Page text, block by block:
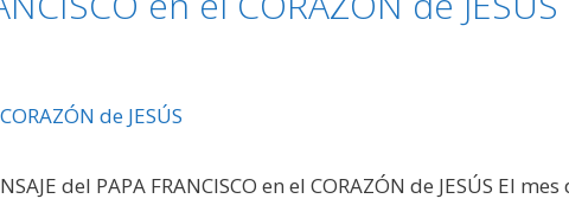
del PAPA FRANCISCO en el CORAZÓN de JESÚS El mes